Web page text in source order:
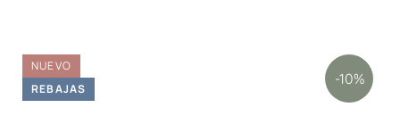
NUEVO
-10%
REBAJAS